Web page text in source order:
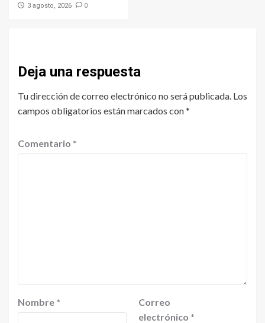
3 agosto, 2026 0
Deja una respuesta
Tu dirección de correo electrónico no será publicada. Los
campos obligatorios están marcados con*
Comentario *
Nombre *
Correo
electrónico *